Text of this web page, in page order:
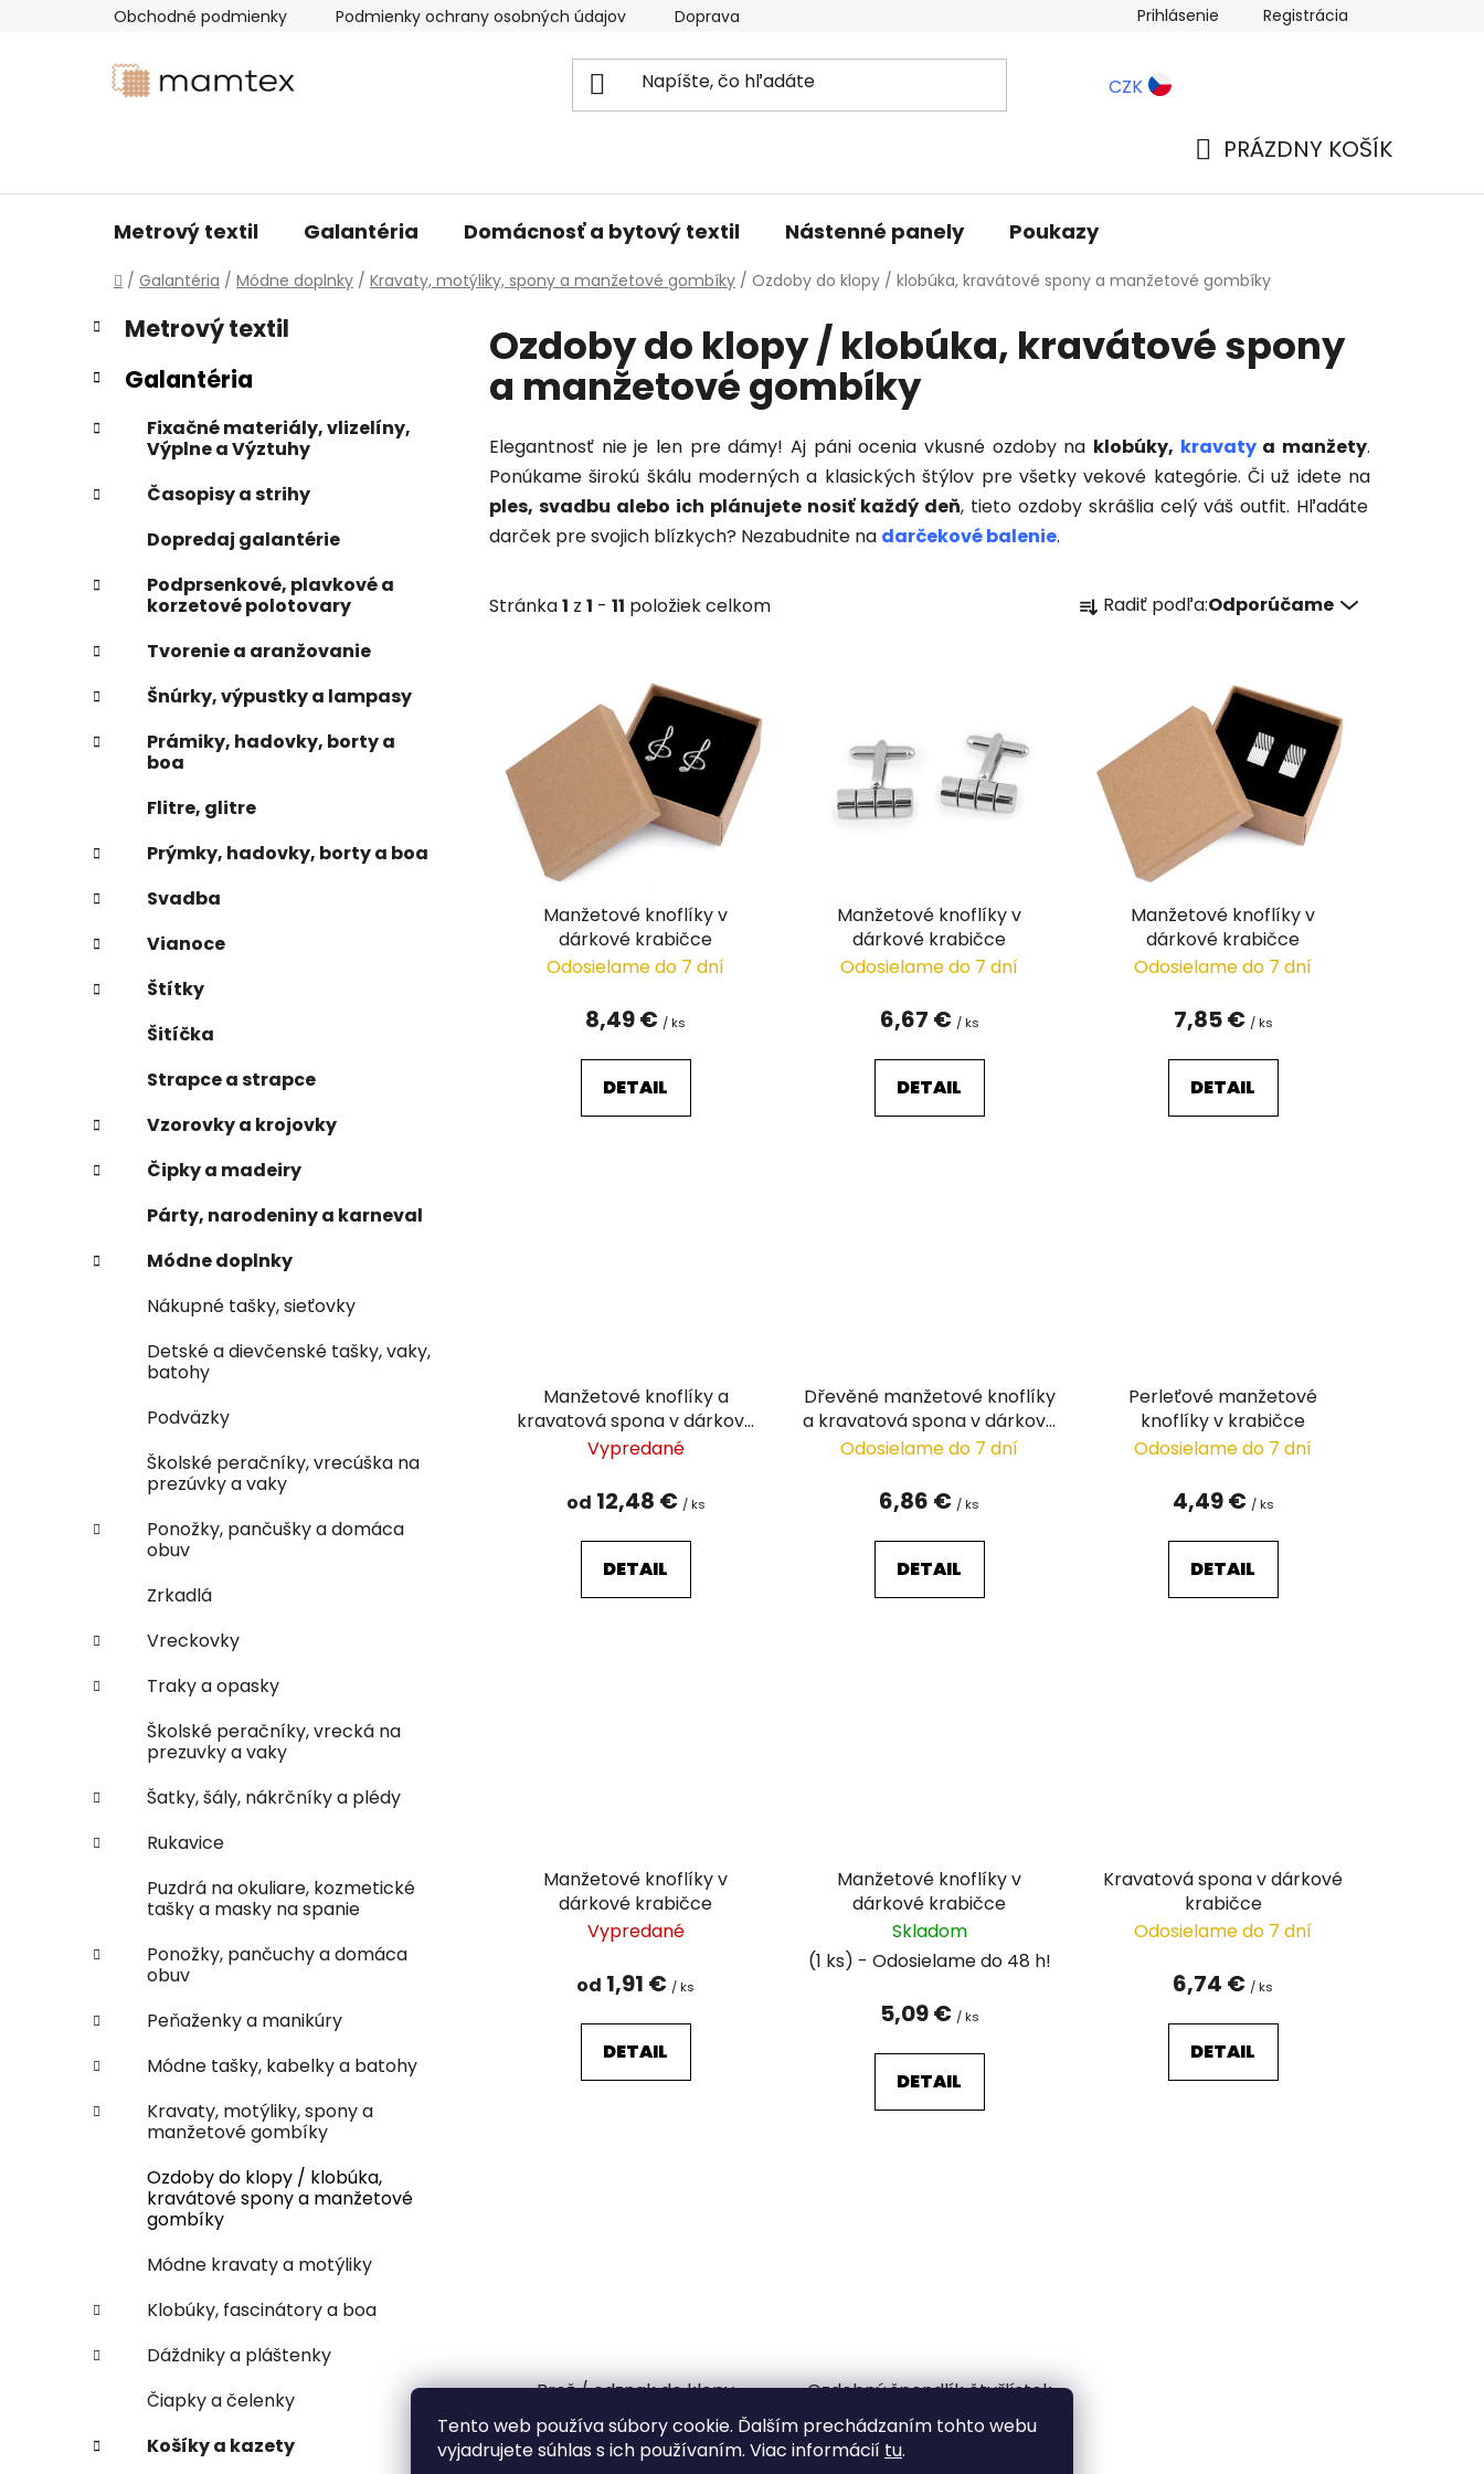
Tento web používa súbory cookie. Ďalším prechádzaním tohto webu
vyjadrujete súhlas s ich používaním. Viac informácií tu.
Obchodné podmienky Podmienky ochrany osobných údajov Doprava a platba Blog
Prihlásenie Registrácia
CZK
PRÁZDNY KOŠÍK
Metrový textil Galantéria Domácnosť a bytový textil Nástenné panely Poukazy
Domov
/ Galantéria / Módne doplnky / Kravaty, motýliky, spony a manžetové gombíky / Ozdoby do klopy / klobúka, kravátové spony a manžetové gombíky
B
o
č
ý
a
l
Preskočiť
kategórie
K
a
t
e
ó
i
e
Metrový textil
Galantéria
Fixačné materiály, vlizelíny,
Výplne a Výztuhy
Časopisy a strihy
Dopredaj galantérie
Podprsenkové, plavkové a
korzetové polotovary
Tvorenie a aranžovanie
Šnúrky, výpustky a lampasy
Prámiky, hadovky, borty a
boa
Flitre, glitre
Prýmky, hadovky, borty a boa
Svadba
Vianoce
Štítky
Šitíčka
Strapce a strapce
Vzorovky a krojovky
Čipky a madeiry
Párty, narodeniny a karneval
Módne doplnky
Nákupné tašky, sieťovky
Detské a dievčenské tašky, vaky,
batohy
Podväzky
Školské peračníky, vrecúška na
prezúvky a vaky
Ponožky, pančušky a domáca
obuv
Zrkadlá
Vreckovky
Traky a opasky
Školské peračníky, vrecká na
prezuvky a vaky
Šatky, šály, nákrčníky a plédy
Rukavice
Puzdrá na okuliare, kozmetické
tašky a masky na spanie
Ponožky, pančuchy a domáca
obuv
Peňaženky a manikúry
Módne tašky, kabelky a batohy
Kravaty, motýliky, spony a
manžetové gombíky
Ozdoby do klopy / klobúka,
kravátové spony a manžetové
gombíky
Módne kravaty a motýliky
Klobúky, fascinátory a boa
Dáždniky a pláštenky
Čiapky a čelenky
Košíky a kazety
Ozdoby do klopy / klobúka, kravátové spony
a manžetové gombíky
Elegantnosť nie je len pre dámy! Aj páni ocenia vkusné ozdoby na klobúky, kravaty a manžety.
Ponúkame širokú škálu moderných a klasických štýlov pre všetky vekové kategórie. Či už idete na
ples, svadbu alebo ich plánujete nosiť každý deň, tieto ozdoby skrášlia celý váš outfit. Hľadáte
darček pre svojich blízkych? Nezabudnite na darčekové balenie.
Stránka1 z 1 - 11 položiek celkom a Radiť podľa:Odporúčame
Manžetové knoflíky v
dárkové krabičce
Odosielame do 7 dní
8,49 € / ks
DETAIL
Manžetové knoflíky v
dárkové krabičce
Odosielame do 7 dní
6,67 € / ks
DETAIL
Manžetové knoflíky v
dárkové krabičce
Odosielame do 7 dní
7,85 € / ks
DETAIL
Manžetové knoflíky a
kravatová spona v dárkové
krabičce
Vypredané
od 12,48 € / ks
DETAIL
Dřevěné manžetové knoflíky
a kravatová spona v dárkové
krabičce
Odosielame do 7 dní
6,86 € / ks
DETAIL
Perleťové manžetové
knoflíky v krabičce
Odosielame do 7 dní
4,49 € / ks
DETAIL
Manžetové knoflíky v
dárkové krabičce
Vypredané
od 1,91 € / ks
DETAIL
Manžetové knoflíky v
dárkové krabičce
Skladom
(1 ks)
5,09 € / ks
DETAIL
Kravatová spona v dárkové
krabičce
Odosielame do 7 dní
6,74 € / ks
DETAIL
Brož / odznak do klopy
kytara, letadlo
Odosielame do 7 dní
Ozdobný špendlík čtyřlístek
17x51 mm
Vypredané